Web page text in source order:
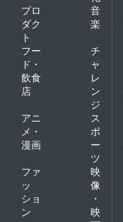
プロ
ダク
ト
音
楽
フー
ド・
飲食
店
チ
ャ
レ
ン
ジ
アニ
メ・
漫画
ス
ポ
ー
ツ
ファ
ッ
ショ
ン
映
像
・
映